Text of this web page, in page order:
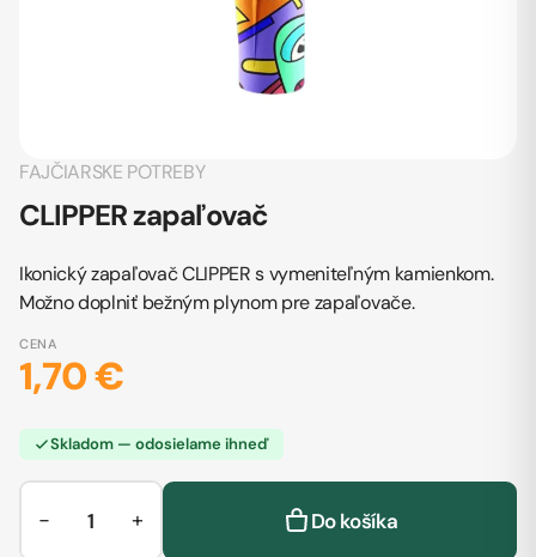
FAJČIARSKE POTREBY
CLIPPER zapaľovač
Ikonický zapaľovač CLIPPER s vymeniteľným kamienkom.
Možno doplniť bežným plynom pre zapaľovače.
CENA
1,70 €
Skladom — odosielame ihneď
− + Do košíka